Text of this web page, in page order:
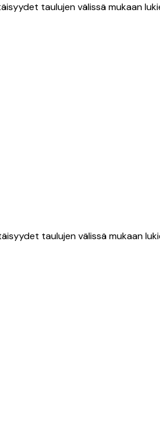
taulujen välissä mukaan
taulujen välissä mukaan